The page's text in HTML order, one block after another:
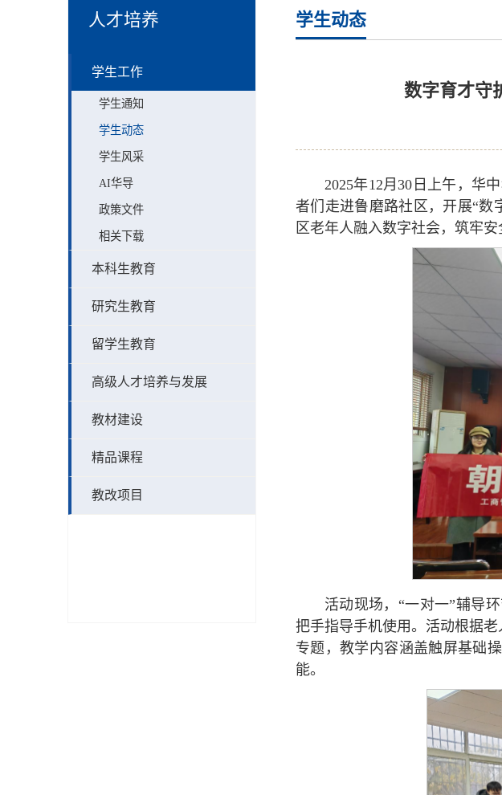
人才培养
学生工作
学生通知
学生动态
学生风采
AI华导
政策文件
相关下载
本科生教育
研究生教育
留学生教育
高级人才培养与发展
教材建设
精品课程
教改项目
学生动态
数字育才守
2025年12月30日上午，华
者们走进鲁磨路社区，开展“数
区老年人融入数字社会，筑牢安
活动现场，“一对一”辅导
把手指导手机使用。活动根据
专题，教学内容涵盖触屏基础
能。